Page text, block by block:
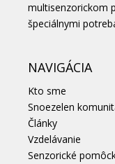
multisenzorickom
špeciálnymi
NAVIGÁCIA
Kto sme
Snoezelen
Články
Vzdelávanie
Senzorické